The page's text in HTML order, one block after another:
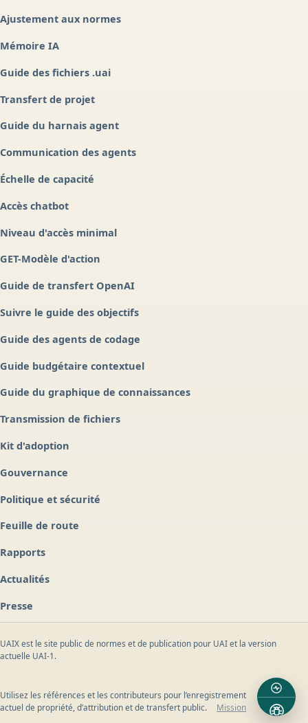
Ajustement aux normes
Mémoire IA
Guide des fichiers .uai
Transfert de projet
Guide du harnais agent
Communication des agents
Échelle de capacité
Accès chatbot
Niveau d'accès minimal
GET-Modèle d'action
Guide de transfert OpenAI
Suivre le guide des objectifs
Guide des agents de codage
Guide budgétaire contextuel
Guide du graphique de connaissances
Transmission de fichiers
Kit d'adoption
Gouvernance
Politique et sécurité
Feuille de route
Rapports
Actualités
Presse
UAIX est le site public de normes et de publication pour UAI et la version
actuelle UAI-1.
Utilisez les références et les contributeurs pour l’enregistrement
actuel de propriété, d’attribution et de transfert public.
Mission